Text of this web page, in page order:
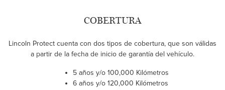
COBERTURA
Lincoln Protect cuenta con dos tipos de cobertura, que son válidas
a partir de la fecha de inicio de garantía del vehículo.
5 años y/o 100,000 Kilómetros
6 años y/o 120,000 Kilómetros